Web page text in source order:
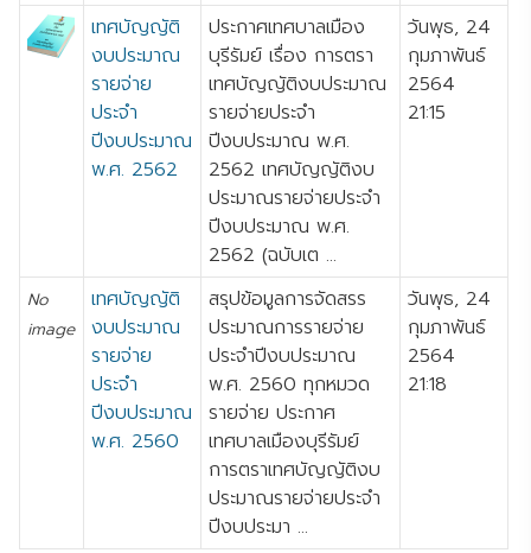
เทศบัญญัติ
งบประมาณ
รายจ่าย
ประจำ
ปีงบประมาณ
พ.ศ. 2562
ประกาศเทศบาลเมือง
บุรีรัมย์ เรื่อง การตรา
เทศบัญญัติงบประมาณ
รายจ่ายประจำ
ปีงบประมาณ พ.ศ.
2562 เทศบัญญัติงบ
ประมาณรายจ่ายประจำ
ปีงบประมาณ พ.ศ.
2562 (ฉบับเต ...
วันพุธ, 24
กุมภาพันธ์
2564
21:15
No
image
เทศบัญญัติ
งบประมาณ
รายจ่าย
ประจำ
ปีงบประมาณ
พ.ศ. 2560
สรุปข้อมูลการจัดสรร
ประมาณการรายจ่าย
ประจำปีงบประมาณ
พ.ศ. 2560 ทุกหมวด
รายจ่าย ประกาศ
เทศบาลเมืองบุรีรัมย์
การตราเทศบัญญัติงบ
ประมาณรายจ่ายประจำ
ปีงบประมา ...
วันพุธ, 24
กุมภาพันธ์
2564
21:18